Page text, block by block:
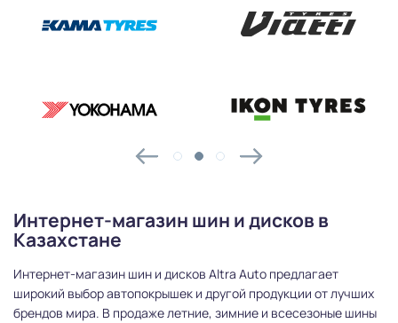
Интернет-магазин шин и дисков в
Казахстане
Интернет-магазин шин и дисков Altra Auto предлагает
широкий выбор автопокрышек и другой продукции от лучших
брендов мира. В продаже летние, зимние и всесезоные шины